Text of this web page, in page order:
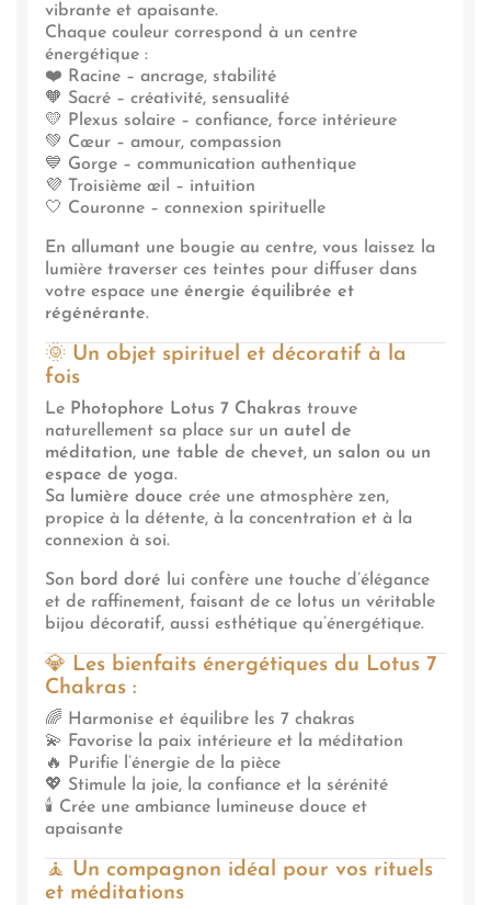
vibrante et apaisante.
Chaque couleur correspond à un centre
énergétique :
❤️ Racine – ancrage, stabilité
🧡 Sacré – créativité, sensualité
💛 Plexus solaire – confiance, force intérieure
💚 Cœur – amour, compassion
💙 Gorge – communication authentique
💜 Troisième œil – intuition
🤍 Couronne – connexion spirituelle
En allumant une bougie au centre, vous laissez la
lumière traverser ces teintes pour diffuser dans
votre espace une énergie équilibrée et
régénérante.
🌞 Un objet spirituel et décoratif à la
fois
Le Photophore Lotus 7 Chakras trouve
naturellement sa place sur un autel de
méditation, une table de chevet, un salon ou un
espace de yoga.
Sa
lumière douce crée une atmosphère zen,
propice à la détente, à la concentration et à la
connexion à soi.
Son bord doré lui confère une touche d’élégance
et de raffinement, faisant de ce lotus un véritable
bijou décoratif, aussi esthétique qu’énergétique.
💎 Les bienfaits énergétiques du Lotus 7
Chakras :
🌈 Harmonise et équilibre les 7 chakras
💫 Favorise la paix intérieure et la méditation
🔥 Purifie l’énergie de la pièce
💖 Stimule la joie, la confiance et la sérénité
🕯️ Crée une ambiance lumineuse douce et
apaisante
🧘 Un compagnon idéal pour vos rituels
et méditations